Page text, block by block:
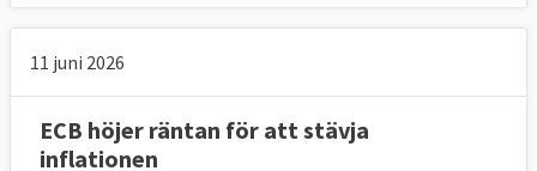
11 juni 2026
ECB höjer räntan för att stävja
inflationen